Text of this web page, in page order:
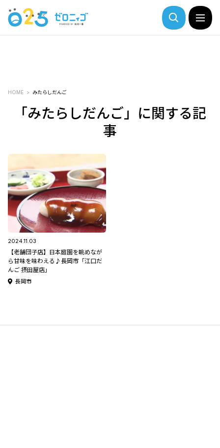
HOME みたらしだんご
「みたらしだんご」に関する記
事
2024.11.03
【老舗団子店】日本庭園を眺めなが
ら甘味を味わえる♪長岡市「江口だ
んご 摂田屋店」
長岡市